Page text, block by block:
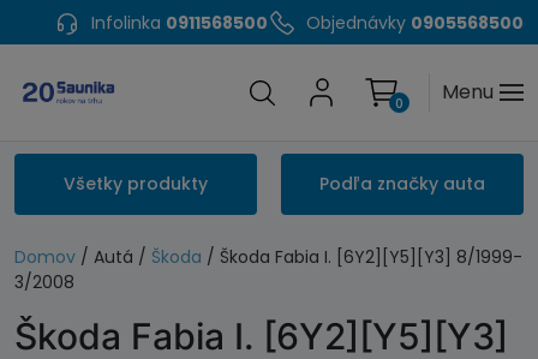
Infolinka 0911568500 Objednávky 0905568500
Menu
0
Všetky produkty Podľa značky auta
Domov / Autá / Škoda / Škoda Fabia I. [6Y2][Y5][Y3] 8/1999-
3/2008
Škoda Fabia I. [6Y2][Y5][Y3]